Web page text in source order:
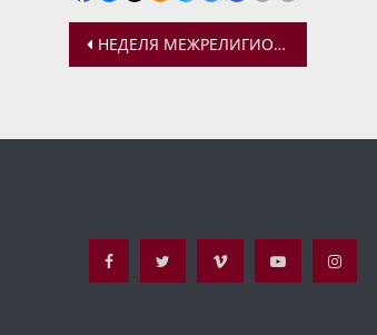
Навигация
записям
НЕДЕЛЯ МЕЖРЕЛИГИОЗНОГО ДИАЛОГА В УФСИН